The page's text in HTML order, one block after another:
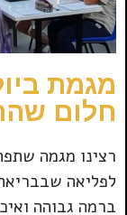
מגמת
חלום
רצינו מגמה
לפליאה
ברמה גבוהה